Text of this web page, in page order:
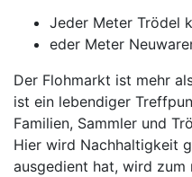
Jeder Meter Trödel
eder Meter
Der Flohmarkt ist mehr
ist ein lebendiger
Familien, Sammler und
Hier wird Nachhaltigkeit
ausgedient hat, wird zum